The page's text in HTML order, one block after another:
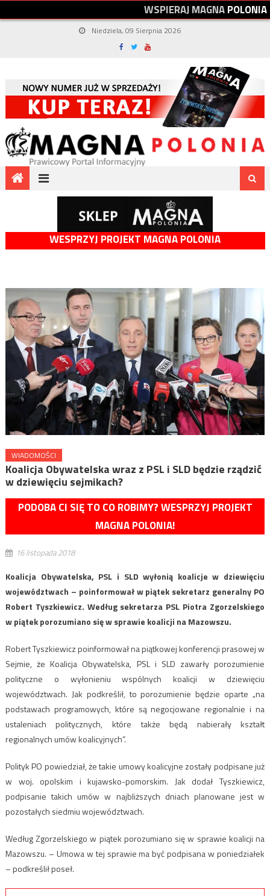
WSPIERAJMAGNAPOLONIA
Niedziela, 09 Sierpnia 2026
WESPRZYJ PROJEKT MAGNA POLONIA
WIADOMOŚCI
Koalicja Obywatelska wraz z PSL i SLD będzie rządzić
w dziewięciu sejmikach?
PODOBA CI SIĘ TO CO ROBIMY? WESPRZYJ PROJEKT
MAGNA POLONIA!
16 listopada 2018
Koalicja Obywatelska, PSL i SLD wyłonią koalicje w dziewięciu
województwach – poinformował w piątek sekretarz generalny PO
Robert Tyszkiewicz. Według sekretarza PSL Piotra Zgorzelskiego
w piątek porozumiano się w sprawie koalicji na Mazowszu.
Robert Tyszkiewicz poinformował na piątkowej konferencji prasowej w
Sejmie, że Koalicja Obywatelska, PSL i SLD zawarły porozumienie
polityczne o wyłonieniu wspólnych koalicji w dziewięciu
województwach. Jak podkreślił, to porozumienie będzie oparte „na
podstawach programowych, które są negocjowane regionalnie i na
ustaleniach politycznych, które także będą nabierały kształt
regionalnych umów koalicyjnych”.
Polityk PO powiedział, że takie umowy koalicyjne zostały podpisane już
w woj. opolskim i kujawsko-pomorskim. Jak dodał Tyszkiewicz,
podpisanie takich umów w najbliższych dniach planowane jest w
pozostałych siedmiu województwach.
Według Zgorzelskiego w piątek porozumiano się w sprawie koalicji na
Mazowszu. – Umowa w tej sprawie ma być podpisana w poniedziałek
– podkreślił poseł.